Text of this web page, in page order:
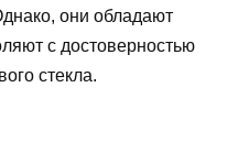
они обладают
с достоверностью
стекла.